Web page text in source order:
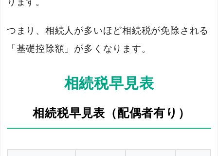
つまり、相続人が多いほど相続税が免除される
「基礎控除額」が多くなります。
相続税早見表
相続税早見表（配偶者有り）